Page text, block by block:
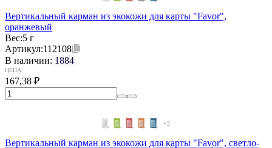
Вертикальный карман из экокожи для карты "Favor",
оранжевый
Вес:5 г
Артикул:112108
В наличии: 1884
ЦЕНА:
167,38 ₽
+2
Вертикальный карман из экокожи для карты "Favor", светло-